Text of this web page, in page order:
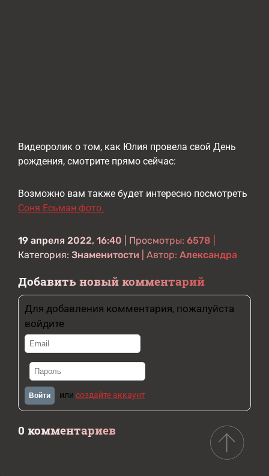
Видеоролик о том, как Юлия провела свой День
рождения, смотрите прямо сейчас:
Возможно вам также будет интересно посмотреть
Соня Есьман фото.
19 апреля 2022, 16:40 | Просмотры: 6578
Категория: Знаменитости | Автор: Александра
Добавить новый комментарий
Для добавления комментария, пожалуйста
войдите
Войти или создайте аккаунт
0 комментариев